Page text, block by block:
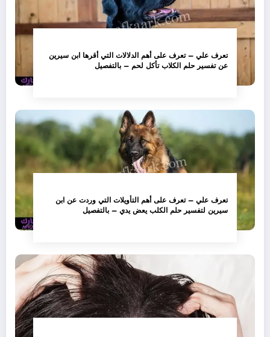
تعرف علي – تعرف على أهم الدلالات التي أقرها ابن سيرين
عن تفسير حلم الكلاب تأكل لحم – بالتفصيل
تعرف علي – تعرف على أهم التأويلات التي وردت عن ابن
سيرين لتفسير حلم الكلب يعض يدي – بالتفصيل